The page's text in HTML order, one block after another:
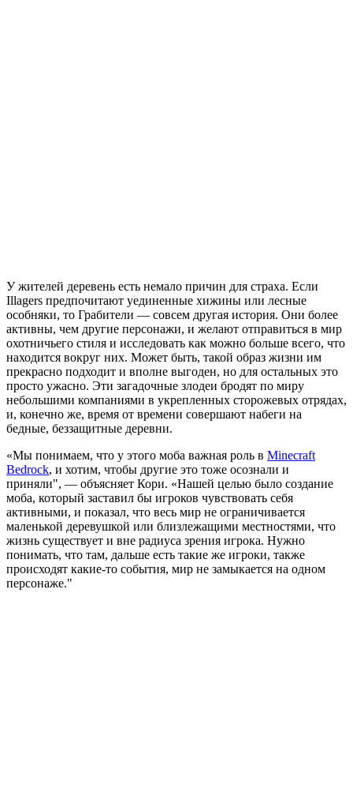
У жителей деревень есть немало причин для страха. Если
Illagers предпочитают уединенные хижины или лесные
особняки, то Грабители — совсем другая история. Они более
активны, чем другие персонажи, и желают отправиться в мир
охотничьего стиля и исследовать как можно больше всего, что
находится вокруг них. Может быть, такой образ жизни им
прекрасно подходит и вполне выгоден, но для остальных это
просто ужасно. Эти загадочные злодеи бродят по миру
небольшими компаниями в укрепленных сторожевых отрядах,
и, конечно же, время от времени совершают набеги на
бедные, беззащитные деревни.
«Мы понимаем, что у этого моба важная роль в Minecraft
Bedrock, и хотим, чтобы другие это тоже осознали и
приняли", — объясняет Кори. «Нашей целью было создание
моба, который заставил бы игроков чувствовать себя
активными, и показал, что весь мир не ограничивается
маленькой деревушкой или близлежащими местностями, что
жизнь существует и вне радиуса зрения игрока. Нужно
понимать, что там, дальше есть такие же игроки, также
происходят какие-то события, мир не замыкается на одном
персонаже."